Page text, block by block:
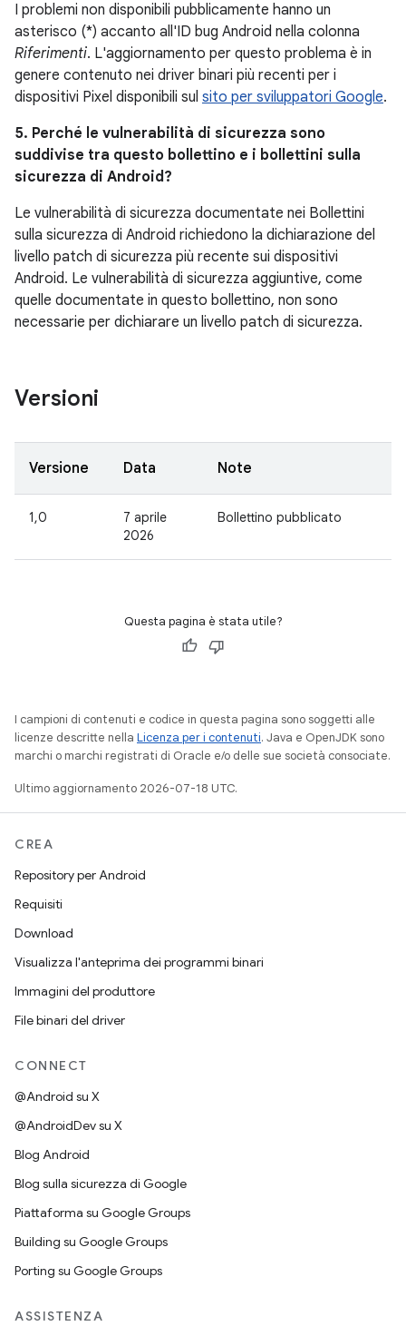
I problemi non disponibili pubblicamente hanno un
asterisco (*) accanto all'ID bug Android nella colonna
Riferimenti. L'aggiornamento per questo problema è in
genere contenuto nei driver binari più recenti per i
dispositivi Pixel disponibili sul sito per sviluppatori Google.
5. Perché le vulnerabilità di sicurezza sono
suddivise tra questo bollettino e i bollettini sulla
sicurezza di Android?
Le vulnerabilità di sicurezza documentate nei Bollettini
sulla sicurezza di Android richiedono la dichiarazione del
livello patch di sicurezza più recente sui dispositivi
Android. Le vulnerabilità di sicurezza aggiuntive, come
quelle documentate in questo bollettino, non sono
necessarie per dichiarare un livello patch di sicurezza.
Versioni
Versione Data Note
1,0
7 aprile
2026
Bollettino pubblicato
Questa pagina è stata utile?
I campioni di contenuti e codice in questa pagina sono soggetti alle
licenze descritte nella Licenza per i contenuti. Java e OpenJDK sono
marchi o marchi registrati di Oracle e/o delle sue società consociate.
Ultimo aggiornamento 2026-07-18 UTC.
CREA
Repository per Android
Requisiti
Download
Visualizza l'anteprima dei programmi binari
Immagini del produttore
File binari del driver
CONNECT
@Android su X
@AndroidDev su X
Blog Android
Blog sulla sicurezza di Google
Piattaforma su Google Groups
Building su Google Groups
Porting su Google Groups
ASSISTENZA